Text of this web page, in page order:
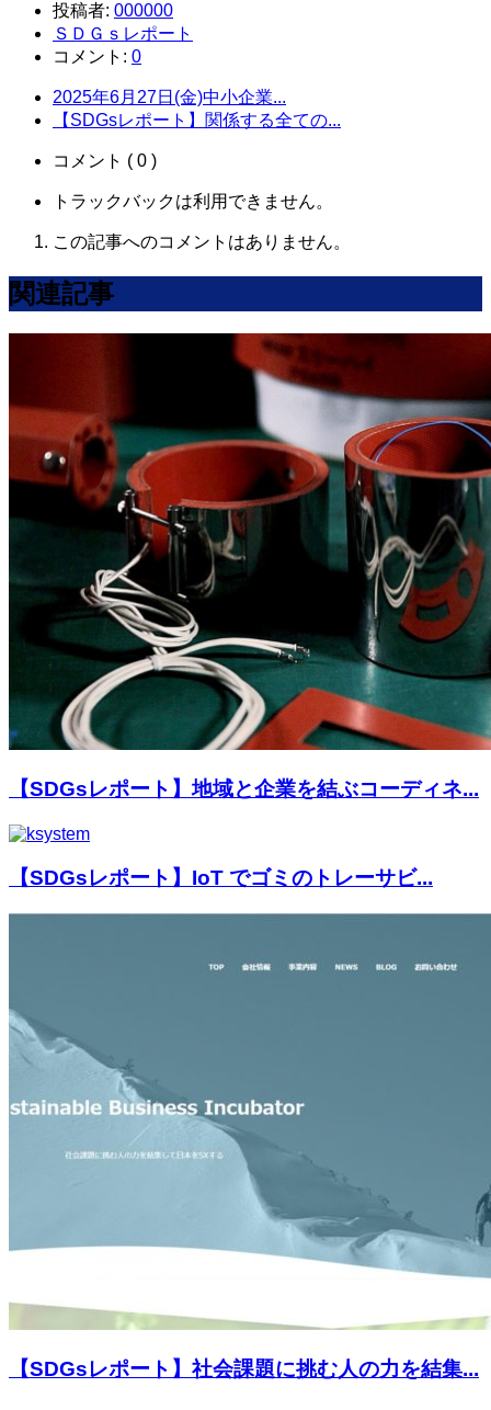
投稿者: 000000
ＳＤＧｓレポート
コメント: 0
2025年6月27日(金)中小企業...
【SDGsレポート】関係する全ての...
コメント ( 0 )
トラックバックは利用できません。
この記事へのコメントはありません。
関連記事
【SDGsレポート】地域と企業を結ぶコーディネ...
【SDGsレポート】IoT でゴミのトレーサビ...
【SDGsレポート】社会課題に挑む人の力を結集...